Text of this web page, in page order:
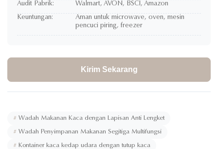
Audit Pabrik:
Walmart, AVON, BSCI, Amazon
Keuntungan:
Aman untuk microwave, oven, mesin
pencuci piring, freezer
Kirim Sekarang
# Wadah Makanan Kaca dengan Lapisan Anti Lengket
# Wadah Penyimpanan Makanan Segitiga Multifungsi
# Kontainer kaca kedap udara dengan tutup kaca